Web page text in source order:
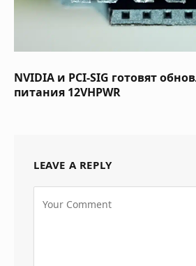
NVIDIA и PCI-SIG готовят
питания 12VHPWR
LEAVE A REPLY